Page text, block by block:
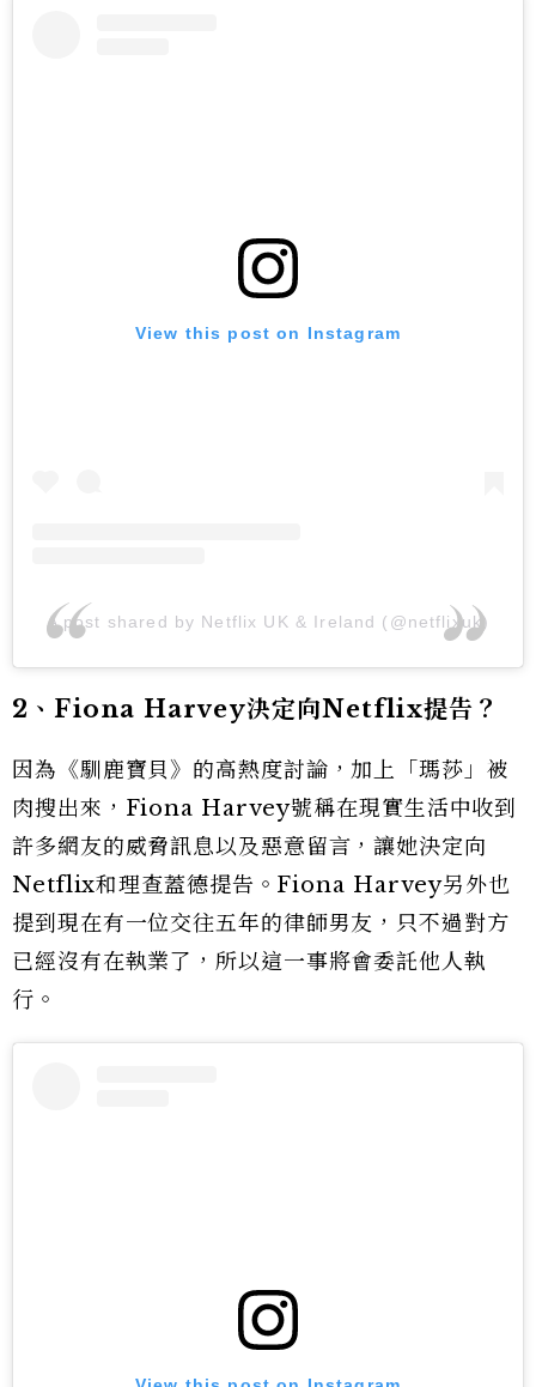
View this post on Instagram
A post shared by Netflix UK & Ireland (@netflixuk)
2、Fiona Harvey決定向Netflix提告？
因為《馴鹿寶貝》的高熱度討論，加上「瑪莎」被
肉搜出來，Fiona Harvey號稱在現實生活中收到
許多網友的威脅訊息以及惡意留言，讓她決定向
Netflix和理查蓋德提告。Fiona Harvey另外也
提到現在有一位交往五年的律師男友，只不過對方
已經沒有在執業了，所以這一事將會委託他人執
行。